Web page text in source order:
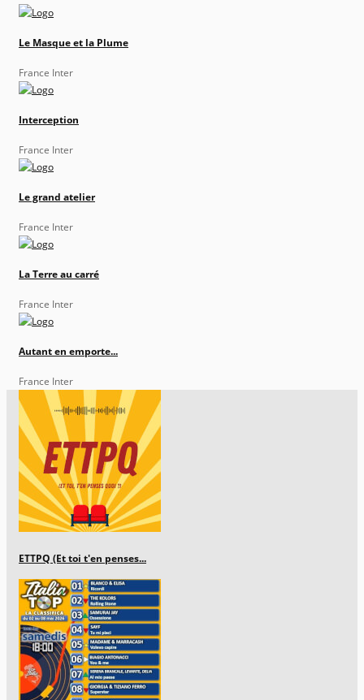
Le Masque et la Plume
France Inter
Interception
France Inter
Le grand atelier
France Inter
La Terre au carré
France Inter
Autant en emporte...
France Inter
ETTPQ (Et toi t'en penses...